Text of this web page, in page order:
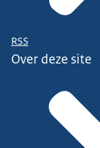
RSS
Over deze site